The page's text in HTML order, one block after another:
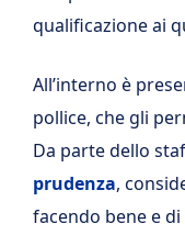
qualificazione ai
All’interno è
pollice, che gli
Da parte dello
prudenza,
facendo bene e